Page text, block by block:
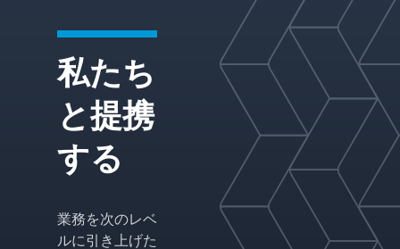
を向上
させま
す。当
社の技
術は、
最も要
求の厳
界全体
で、エ
ネルギ
ー消費
を削減
し、機
私たち
と提携
する
業務を次のレベ
ルに引き上げた